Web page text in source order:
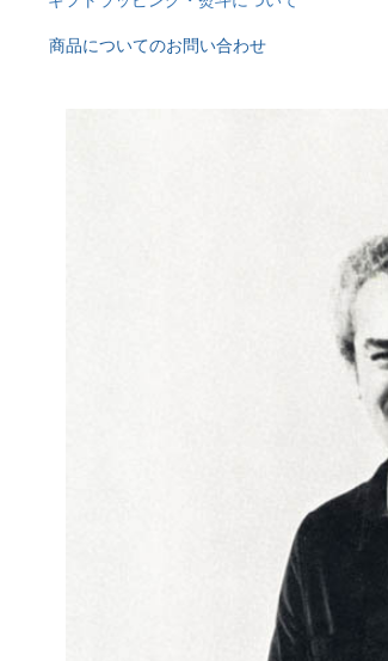
商品についてのお問い合わせ